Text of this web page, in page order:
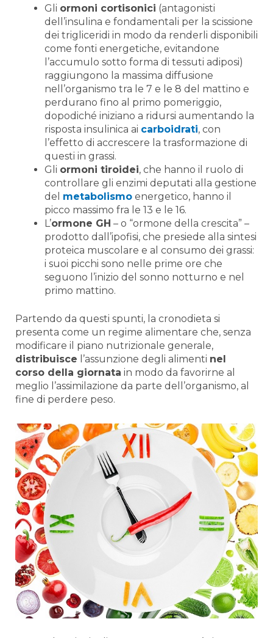
Gli ormoni cortisonici (antagonisti
dell’insulina e fondamentali per la scissione
dei trigliceridi in modo da renderli disponibili
come fonti energetiche, evitandone
l’accumulo sotto forma di tessuti adiposi)
raggiungono la massima diffusione
nell’organismo tra le 7 e le 8 del mattino e
perdurano fino al primo pomeriggio,
dopodiché iniziano a ridursi aumentando la
risposta insulinica ai carboidrati, con
l’effetto di accrescere la trasformazione di
questi in grassi.
Gli ormoni tiroidei, che hanno il ruolo di
controllare gli enzimi deputati alla gestione
del metabolismo energetico, hanno il
picco massimo fra le 13 e le 16.
L’ormone GH – o “ormone della crescita” –
prodotto dall’ipofisi, che presiede alla sintesi
proteica muscolare e al consumo dei grassi:
i suoi picchi sono nelle prime ore che
seguono l’inizio del sonno notturno e nel
primo mattino.
Partendo da questi spunti, la cronodieta si
presenta come un regime alimentare che, senza
modificare il piano nutrizionale generale,
distribuisce l’assunzione degli alimenti nel
corso della giornata in modo da favorirne al
meglio l’assimilazione da parte dell’organismo, al
fine di perdere peso.